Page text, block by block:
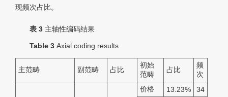
现频次占比。
表 3 主轴性编码结果
Table 3 Axial coding results
主范畴 副范畴 占比
初始
范畴
占比
频
次
价格 13.23%
34